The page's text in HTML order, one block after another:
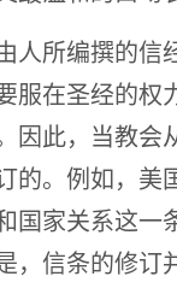
人所编撰的信
服在圣经的权
因此，当教会
的。例如，美
国家关系这一
，信条的修订